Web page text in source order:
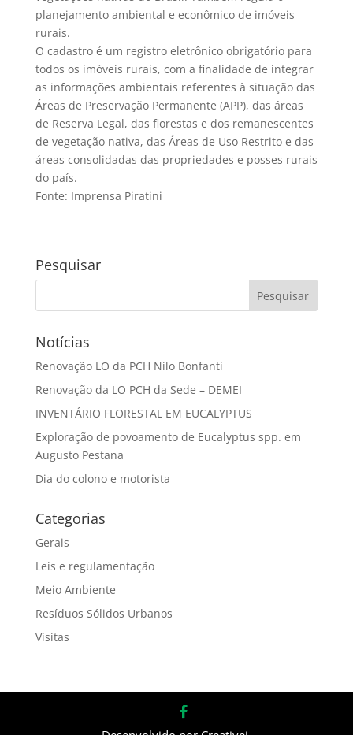
planejamento ambiental e econômico de imóveis
rurais.
O cadastro é um registro eletrônico obrigatório para
todos os imóveis rurais, com a finalidade de integrar
as informações ambientais referentes à situação das
Áreas de Preservação Permanente (APP), das áreas
de Reserva Legal, das florestas e dos remanescentes
de vegetação nativa, das Áreas de Uso Restrito e das
áreas consolidadas das propriedades e posses rurais
do país.
Fonte: Imprensa Piratini
Pesquisar
Notícias
Renovação LO da PCH Nilo Bonfanti
Renovação da LO PCH da Sede – DEMEI
INVENTÁRIO FLORESTAL EM EUCALYPTUS
Exploração de povoamento de Eucalyptus spp. em
Augusto Pestana
Dia do colono e motorista
Categorias
Gerais
Leis e regulamentação
Meio Ambiente
Resíduos Sólidos Urbanos
Visitas